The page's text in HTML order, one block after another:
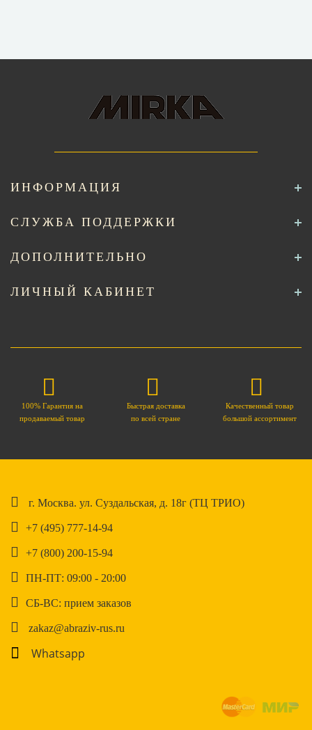
ИНФОРМАЦИЯ
СЛУЖБА ПОДДЕРЖКИ
ДОПОЛНИТЕЛЬНО
ЛИЧНЫЙ КАБИНЕТ
100% Гарантия на
продаваемый товар
Быстрая доставка
по всей стране
Качественный товар
большой ассортимент
г. Москва. ул. Суздальская, д. 18г (ТЦ ТРИО)
+7 (495) 777-14-94
+7 (800) 200-15-94
ПН-ПТ: 09:00 - 20:00
СБ-ВС: прием заказов
zakaz@abraziv-rus.ru
Whatsapp